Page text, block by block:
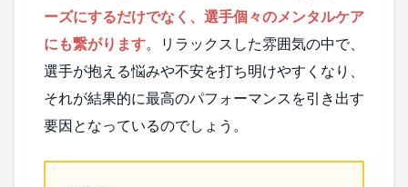
ーズにするだけでなく、選手個々のメンタルケア
にも繋がります。リラックスした雰囲気の中で、
選手が抱える悩みや不安を打ち明けやすくなり、
それが結果的に最高のパフォーマンスを引き出す
要因となっているのでしょう。